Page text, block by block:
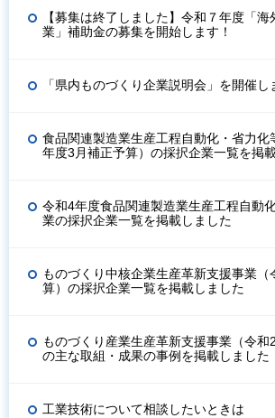
【募集は終了しました】令和７年度「
業」補助金の募集を開始します！
「県内ものづくり企業説明会」を開催し
食品関連製造業生産工程自動化・省力化
年度3月補正予算）の採択企業一覧を掲
令和4年度食品関連製造業生産工程自動
業の採択企業一覧を掲載しました
ものづくり中核企業生産革新支援事業
算）の採択企業一覧を掲載しました
ものづくり産業生産革新支援事業（令和
の主な取組・成果の事例を掲載しました
工業技術について相談したいときは